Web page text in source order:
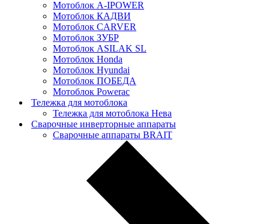
Мотоблок A-IPOWER
Мотоблок КАДВИ
Мотоблок CARVER
Мотоблок ЗУБР
Мотоблок ASILAK SL
Мотоблок Нonda
Мотоблок Нyundai
Мотоблок ПОБЕДА
Мотоблок Powerac
Тележка для мотоблока
Тележка для мотоблока Нева
Сварочные инверторные аппараты
Сварочные аппараты BRAIT